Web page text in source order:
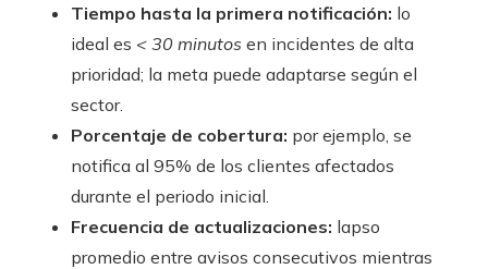
Tiempo hasta la primera notificación: lo
ideal es < 30 minutos en incidentes de alta
prioridad; la meta puede adaptarse según el
sector.
Porcentaje de cobertura: por ejemplo, se
notifica al 95% de los clientes afectados
durante el periodo inicial.
Frecuencia de actualizaciones: lapso
promedio entre avisos consecutivos mientras